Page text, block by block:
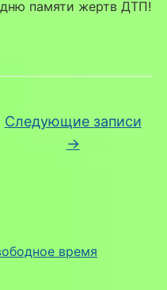
время
памяти жертв ДТП!
Следующие записи
→